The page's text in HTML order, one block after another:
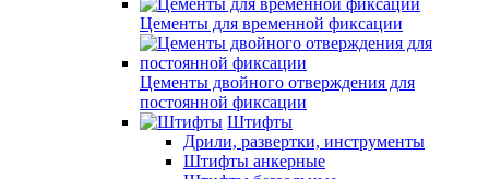
Цементы для временной фиксации
Цементы двойного отверждения для
постоянной фиксации
Штифты
Дрили, развертки, инструменты
Штифты анкерные